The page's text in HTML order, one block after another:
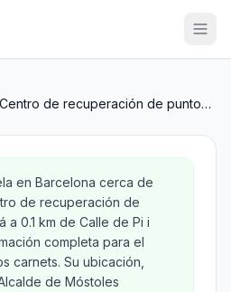
RACC Centro de recuperación de puntos Guinardó
en Barcelona cerca de
de recuperación de
a 0.1 km de Calle de Pi i
completa para el
carnets. Su ubicación,
de Móstoles